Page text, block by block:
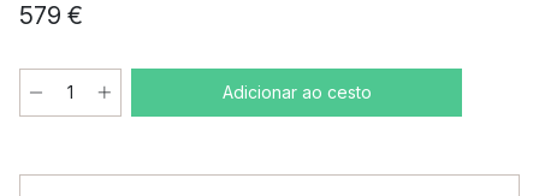
579 €
Adicionar ao cesto